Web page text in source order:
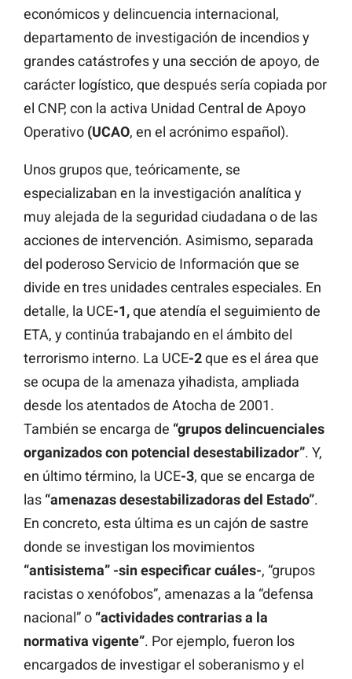
económicos y delincuencia internacional,
departamento de investigación de incendios y
grandes catástrofes y una sección de apoyo, de
carácter logístico, que después sería copiada por
el CNP, con la activa Unidad Central de Apoyo
Operativo (UCAO, en el acrónimo español).
Unos grupos que, teóricamente, se
especializaban en la investigación analítica y
muy alejada de la seguridad ciudadana o de las
acciones de intervención. Asimismo, separada
del poderoso Servicio de Información que se
divide en tres unidades centrales especiales. En
detalle, la UCE-1,que atendía el seguimiento de
ETA, y continúa trabajando en el ámbito del
terrorismo interno. La UCE-2que es el área que
se ocupa de la amenaza yihadista, ampliada
desde los atentados de Atocha de 2001.
También se encarga de “grupos delincuenciales
organizados con potencial desestabilizador”. Y,
en último término, la UCE-3, que se encarga de
las “amenazas desestabilizadoras del Estado”.
En concreto, esta última es un cajón de sastre
donde se investigan los movimientos
“antisistema” -sin especificar cuáles-, “grupos
racistas o xenófobos”, amenazas a la “defensa
nacional” o “actividades contrarias a la
normativa vigente”. Por ejemplo, fueron los
encargados de investigar el soberanismo y el